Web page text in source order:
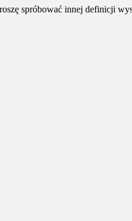
spróbować innej definicji